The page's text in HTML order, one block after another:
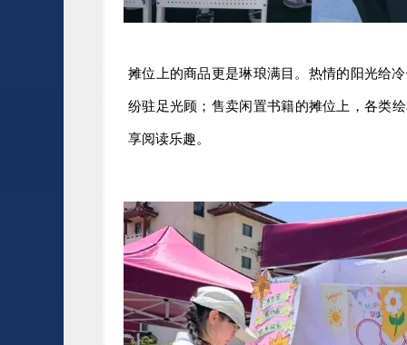
摊位上的商品更是琳琅满目。热情的阳光给
纷驻足光顾；售卖闲置书籍的摊位上，各类
享阅读乐趣。